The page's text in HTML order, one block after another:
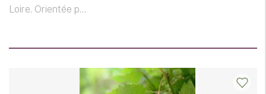
Loire. Orientée p...